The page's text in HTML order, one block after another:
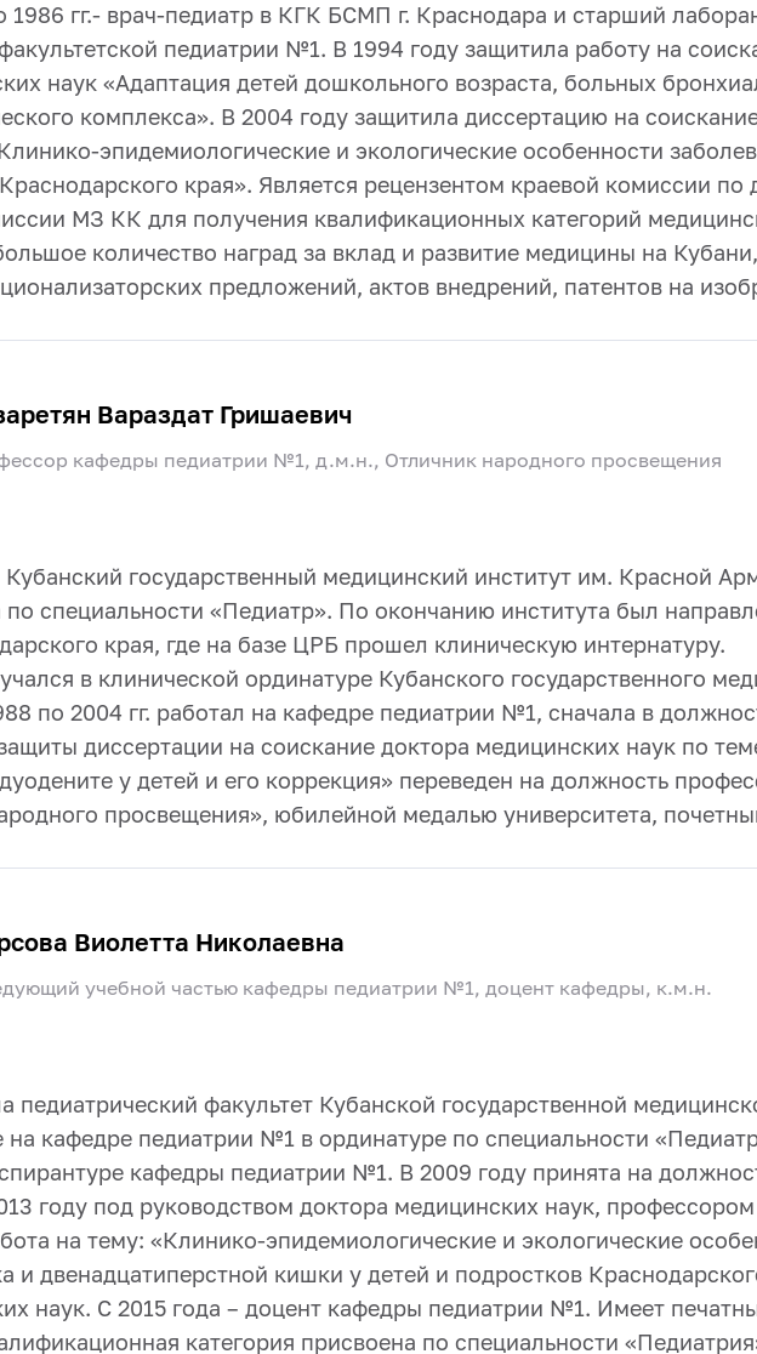
1986 гг.- врач-педиатр в КГК БСМП г. Краснодара и старший
педиатрии №1. В 1994 году защитила работу на
наук «Адаптация детей дошкольного возраста, больных
комплекса». В 2004 году защитила диссертацию на
эпидемиологические и экологические особенности
края». Является рецензентом краевой комиссии по
МЗ КК для получения квалификационных категорий
количество наград за вклад и развитие медицины на
предложений, актов внедрений, патентов на
Вараздат Гришаевич
кафедры педиатрии №1, д.м.н., Отличник народного просвещения
государственный медицинский институт им. Красной
по специальности «Педиатр». По окончанию института был
края, где на базе ЦРБ прошел клиническую интернатуру.
в клинической ординатуре Кубанского государственного
по 2004 гг. работал на кафедре педиатрии №1, сначала в
диссертации на соискание доктора медицинских наук по
у детей и его коррекция» переведен на должность
просвещения», юбилейной медалью университета,
Виолетта Николаевна
учебной частью кафедры педиатрии №1, доцент кафедры, к.м.н.
педиатрический факультет Кубанской государственной
на кафедре педиатрии №1 в ординатуре по специальности
кафедры педиатрии №1. В 2009 году принята на
году под руководством доктора медицинских наук,
на тему: «Клинико-эпидемиологические и экологические
и двенадцатиперстной кишки у детей и подростков
наук. С 2015 года – доцент кафедры педиатрии №1. Имеет
категория присвоена по специальности